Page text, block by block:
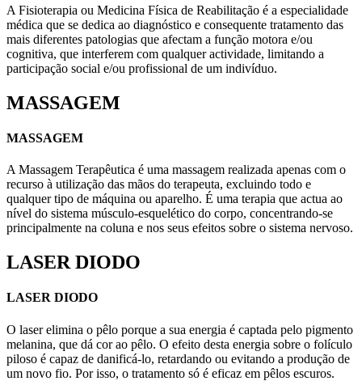
A Fisioterapia ou Medicina Física de Reabilitação é a especialidade
médica que se dedica ao diagnóstico e consequente tratamento das
mais diferentes patologias que afectam a função motora e/ou
cognitiva, que interferem com qualquer actividade, limitando a
participação social e/ou profissional de um indivíduo.
MASSAGEM
MASSAGEM
A Massagem Terapêutica é uma massagem realizada apenas com o
recurso à utilização das mãos do terapeuta, excluindo todo e
qualquer tipo de máquina ou aparelho. É uma terapia que actua ao
nível do sistema músculo-esquelético do corpo, concentrando-se
principalmente na coluna e nos seus efeitos sobre o sistema nervoso.
LASER DIODO
LASER DIODO
O laser elimina o pêlo porque a sua energia é captada pelo pigmento
melanina, que dá cor ao pêlo. O efeito desta energia sobre o folículo
piloso é capaz de danificá-lo, retardando ou evitando a produção de
um novo fio. Por isso, o tratamento só é eficaz em pêlos escuros.